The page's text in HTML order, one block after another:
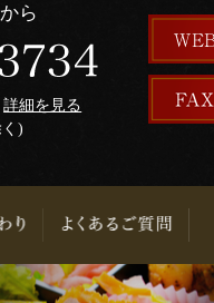
ら
詳細を見る
)